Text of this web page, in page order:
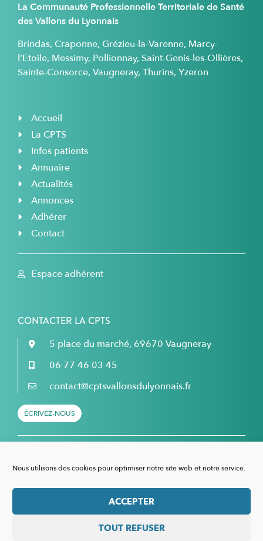
Nous utilisons des cookies pour optimiser notre site web et notre service.
ACCEPTER
TOUT REFUSER
La Communauté Professionnelle Territoriale de Santé
des Vallons du Lyonnais
Brindas, Craponne, Grézieu-la-Varenne, Marcy-
l’Etoile, Messimy, Pollionnay, Saint-Genis-les-Ollières,
Sainte-Consorce, Vaugneray, Thurins, Yzeron
Accueil
La CPTS
Infos patients
Annuaire
Actualités
Annonces
Adhérer
Contact
Espace adhérent
CONTACTER LA CPTS
5 place du marché, 69670 Vaugneray
06 77 46 03 45
contact@cptsvallonsdulyonnais.fr
ÉCRIVEZ-NOUS